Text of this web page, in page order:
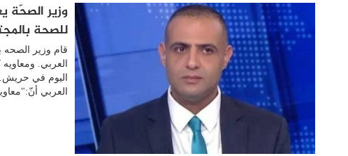
وزير الصحّة
للصحة
قام وزير الصحه
اليوم في
العربي